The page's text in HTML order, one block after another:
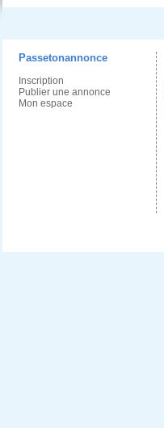
Passetonannonce
Inscription
Publier une annonce
Mon espace